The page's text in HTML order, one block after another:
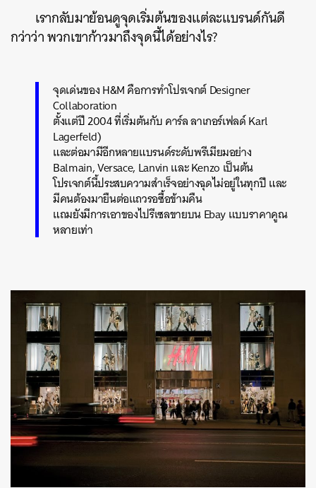
เรากลับมาย้อนดูจุดเริ่มต้นของแต่ละแบรนด์กันดี
กว่าว่า พวกเขาก้าวมาถึงจุดนี้ได้อย่างไร?
จุดเด่นของ H&M คือการทำโปรเจกต์ Designer
Collaboration
ตั้งแต่ปี 2004 ที่เริ่มต้นกับ คาร์ล ลาเกอร์เฟลด์ Karl
Lagerfeld)
และต่อมามีอีกหลายแบรนด์ระดับพรีเมียมอย่าง
Balmain, Versace, Lanvin และ Kenzo เป็นต้น
โปรเจกต์นี้ประสบความสำเร็จอย่างฉุดไม่อยู่ในทุกปี และ
มีคนต้องมายืนต่อแถวรอซื้อข้ามคืน
แถมยังมีการเอาของไปรีเซลขายบน Ebay แบบราคาคูณ
หลายเท่า